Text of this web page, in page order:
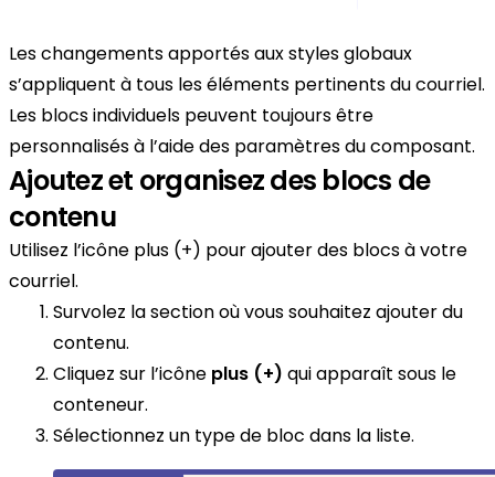
Les changements apportés aux styles globaux
s’appliquent à tous les éléments pertinents du courriel.
Les blocs individuels peuvent toujours être
personnalisés à l’aide des paramètres du composant.
Ajoutez et organisez des blocs de
contenu
Utilisez l’icône plus (+) pour ajouter des blocs à votre
courriel.
Survolez la section où vous souhaitez ajouter du
contenu.
Cliquez sur l’icône plus (+) qui apparaît sous le
conteneur.
Sélectionnez un type de bloc dans la liste.